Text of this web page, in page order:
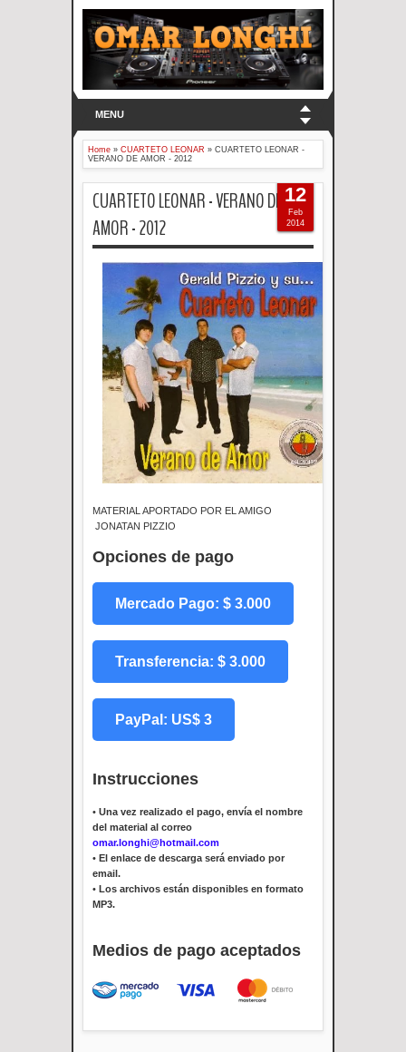
MENU
Home » CUARTETO LEONAR » CUARTETO LEONAR -
VERANO DE AMOR - 2012
CUARTETO LEONAR - VERANO DE
AMOR - 2012
MATERIAL APORTADO POR EL AMIGO
JONATAN PIZZIO
Opciones de pago
Mercado Pago: $ 3.000
Transferencia: $ 3.000
PayPal: US$ 3
Instrucciones
• Una vez realizado el pago, envía el nombre
del material al correo
omar.longhi@hotmail.com
• El enlace de descarga será enviado por
email.
• Los archivos están disponibles en formato
MP3.
Medios de pago aceptados
12
Feb
2014